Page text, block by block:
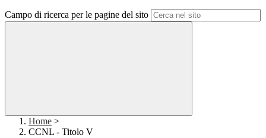
Campo di ricerca per le pagine del sito
Home >
CCNL - Titolo V